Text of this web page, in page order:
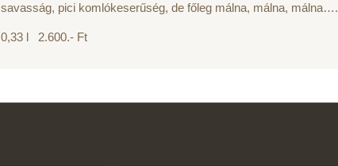
savasság, pici komlókeserűség, de főleg málna, málna, málna….
0,33 l 2.600.- Ft